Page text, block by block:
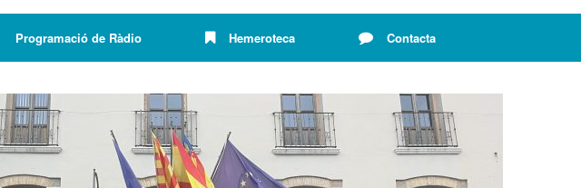
Programació de Ràdio Hemeroteca Contacta